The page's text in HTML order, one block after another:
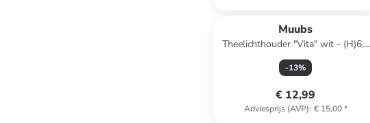
Muubs
Theelichthouder "Vita" wit - (H)6,5
x Ø 7,5 cm
-13%
€ 12,99
Adviesprijs (AVP): € 15,00*